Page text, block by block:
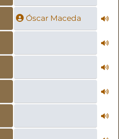
Óscar Maceda